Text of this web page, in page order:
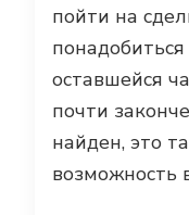
пойти на
оставшейся
почти
найден, это
возможность